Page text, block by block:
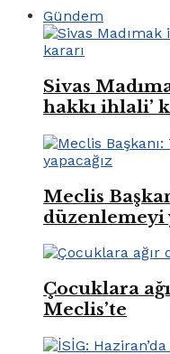
Gündem
Sivas
hakkı ihlali’
Meclis
düzenlemeyi
Çocuklara
Meclis’te